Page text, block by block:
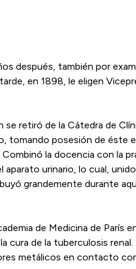
después, también por
en 1898, le eligen
retiró de la Cátedra de
tomando posesión de éste
la docencia con la
urinario, lo cual,
grandemente durante
de Medicina de París
cura de la tuberculosis
metálicos en contacto